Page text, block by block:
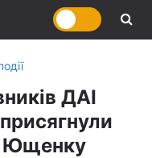
ДАІ
Ющенку